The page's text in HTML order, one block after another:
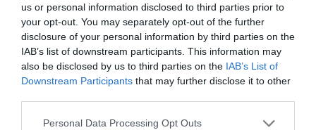
us or personal information disclosed to third parties prior to
your opt-out. You may separately opt-out of the further
disclosure of your personal information by third parties on the
IAB’s list of downstream participants. This information may
also be disclosed by us to third parties on the IAB’s List of
Downstream Participants that may further disclose it to other
Please note that this website/app uses one or more Google
Personal Data Processing Opt Outs